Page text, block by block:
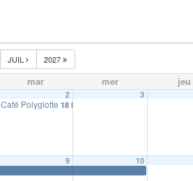
JUIL 2027
mar mer jeu
2
Café Polyglotte 18 h 00 min
3
9 10